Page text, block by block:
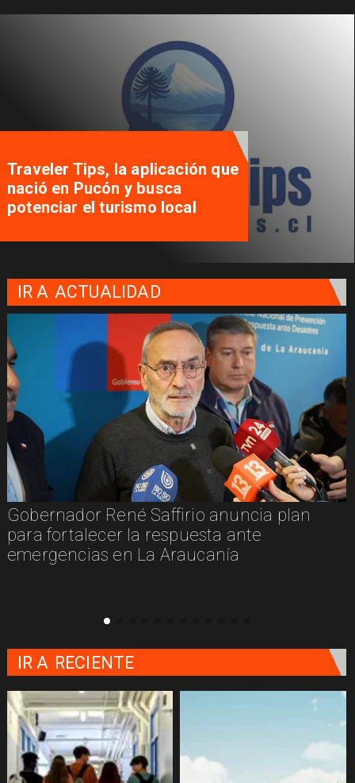
Traveler Tips, la aplicación que
nació en Pucón y busca
potenciar el turismo local
IR A ACTUALIDAD
Gobernador René Saffirio anuncia plan
para fortalecer la respuesta ante
emergencias en La Araucanía
IR A RECIENTE